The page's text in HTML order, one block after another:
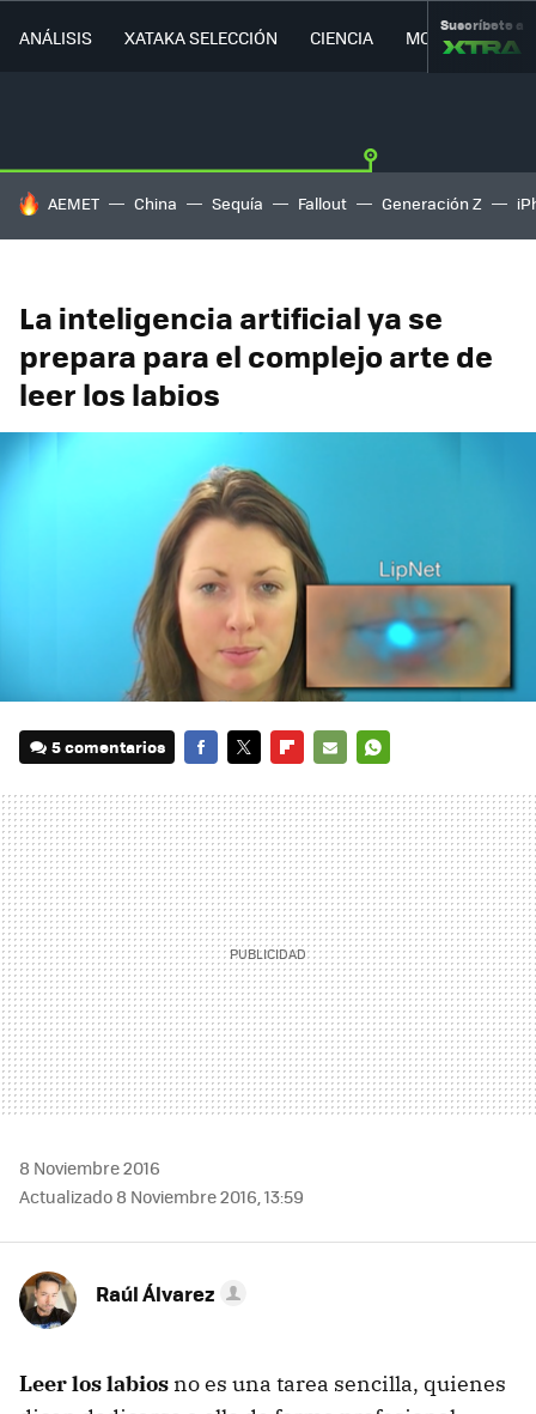
ANÁLISIS XATAKA SELECCIÓN CIENCIA MOVILIDAD
Suscríbete a
HOY SE HABLA DE
AEMET China Sequía Fallout Generación Z
La inteligencia artificial ya se
prepara para el complejo arte de
leer los labios
5 comentarios
MAIL
8 Noviembre 2016
Actualizado 8 Noviembre 2016, 13:59
Raúl Álvarez
Leer los labios no es una tarea sencilla, quienes